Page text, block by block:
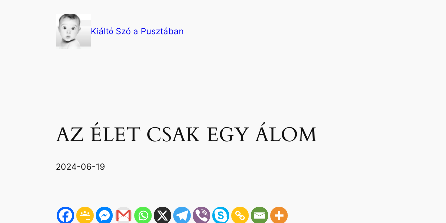
Kiáltó Szó a Pusztában
AZ ÉLET CSAK EGY ÁLOM
2024-06-19